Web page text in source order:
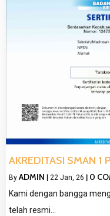
AKREDITASI SMAN 1
By ADMIN 22 Jan, 26 0
Kami dengan bangga
telah resmi…